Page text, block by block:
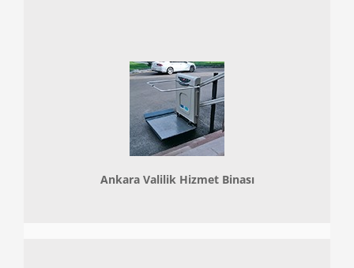
Ankara Valilik Hizmet Binası